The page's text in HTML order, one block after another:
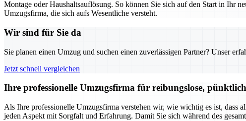
Montage oder Haushaltsauflösung. So können Sie sich auf den Start in Ihr
Umzugsfirma, die sich aufs Wesentliche versteht.
Wir sind für Sie da
Sie planen einen Umzug und suchen einen zuverlässigen Partner? Unser
Jetzt schnell vergleichen
Ihre professionelle Umzugsfirma für reibungslose,
Als Ihre professionelle Umzugsfirma verstehen wir, wie wichtig es ist, dass
jeden Aspekt mit Sorgfalt und Erfahrung. Damit Sie sich während des